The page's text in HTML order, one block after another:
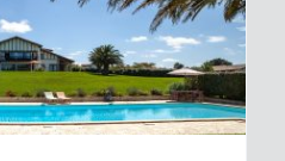
mer et montagnes, est
typique et ses paysages à
pour unelocation de